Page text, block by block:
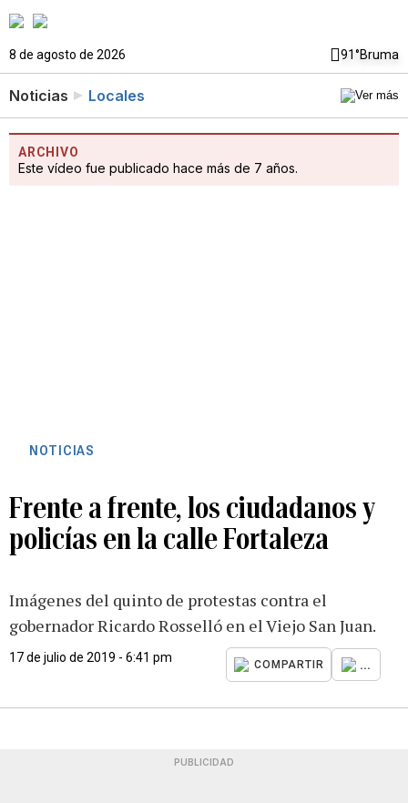
8 de agosto de 2026 91°Bruma
Noticias Locales
ARCHIVO
Este vídeo fue publicado hace más de 7 años.
NOTICIAS
Frente a frente, los ciudadanos y
policías en la calle Fortaleza
Imágenes del quinto de protestas contra el
gobernador Ricardo Rosselló en el Viejo San Juan.
17 de julio de 2019 - 6:41 pm
COMPARTIR ...
PUBLICIDAD